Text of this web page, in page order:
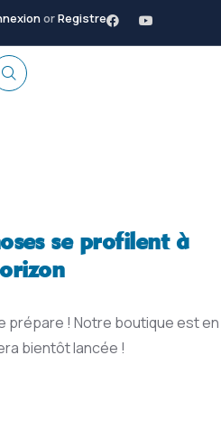
orRegistre
se profilent à
prépare ! Notre boutique est en
bientôt lancée !